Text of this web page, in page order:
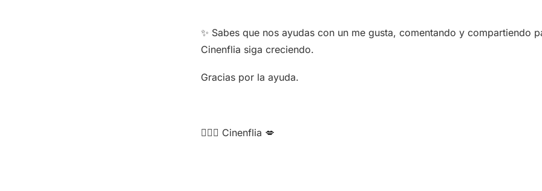
✨ Sabes que nos ayudas con un me gusta, comentando y compartiendo
Cinenflia siga creciendo.
Gracias por la ayuda.
🦹🏻‍♀️ Cinenflia 💋